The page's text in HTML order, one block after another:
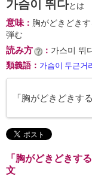
가슴이 뛰다とは
意味： 胸がどきどき
弾む
読み方 ： 가스미 뛰
類義語 ： 가슴이 두근거
「胸がどきどきす
「胸がどきどきす
文